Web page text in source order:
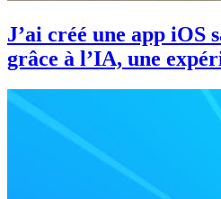
J’ai créé une app iOS
grâce à l’IA, une